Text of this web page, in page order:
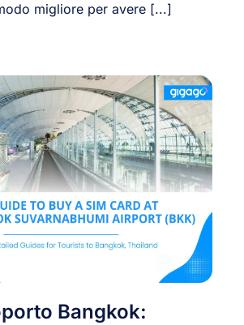
migliore per avere [...]
Bangkok: